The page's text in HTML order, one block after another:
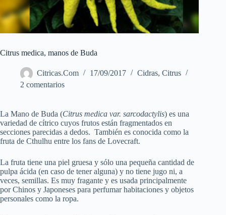
Citrus medica, manos de Buda
Citricas.Com 17/09/2017 Cidras, Citrus
2 comentarios
La Mano de Buda (Citrus medica var. sarcodactylis) es una
variedad de cítrico cuyos frutos están fragmentados en
secciones parecidas a dedos. También es conocida como la
fruta de Cthulhu entre los fans de Lovecraft.
La fruta tiene una piel gruesa y sólo una pequeña cantidad de
pulpa ácida (en caso de tener alguna) y no tiene jugo ni, a
veces, semillas. Es muy fragante y es usada principalmente
por Chinos y Japoneses para perfumar habitaciones y objetos
personales como la ropa.